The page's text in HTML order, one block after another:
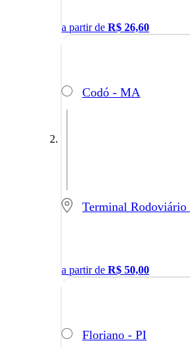
a partir de R$ 26,60
Codó - MA
a partir de R$ 50,00
Floriano - PI